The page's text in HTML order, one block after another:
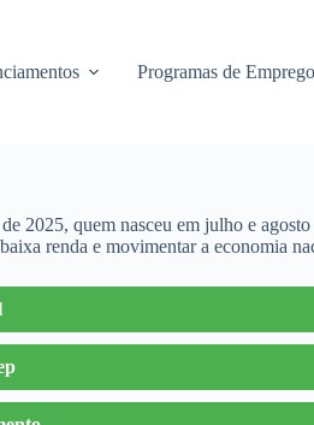
Programas de
2025, quem nasceu em julho e
renda e movimentar a economia